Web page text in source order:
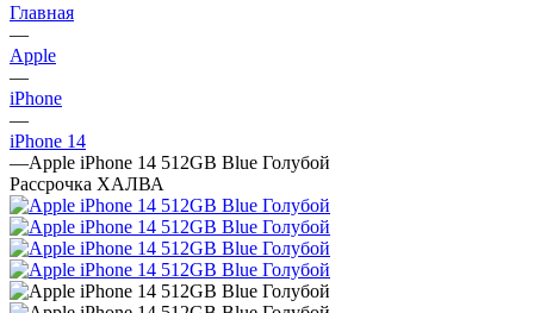
Главная
—
Apple
—
iPhone
—
iPhone 14
—Apple iPhone 14 512GB Blue Голубой
Рассрочка ХАЛВА